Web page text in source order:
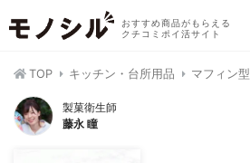
おすすめ商品がもらえる
クチコミポイ活サイト
TOP キッチン・台所用品 マフィン型
製菓衛生師
藤永 瞳